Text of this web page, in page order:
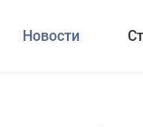
Новости